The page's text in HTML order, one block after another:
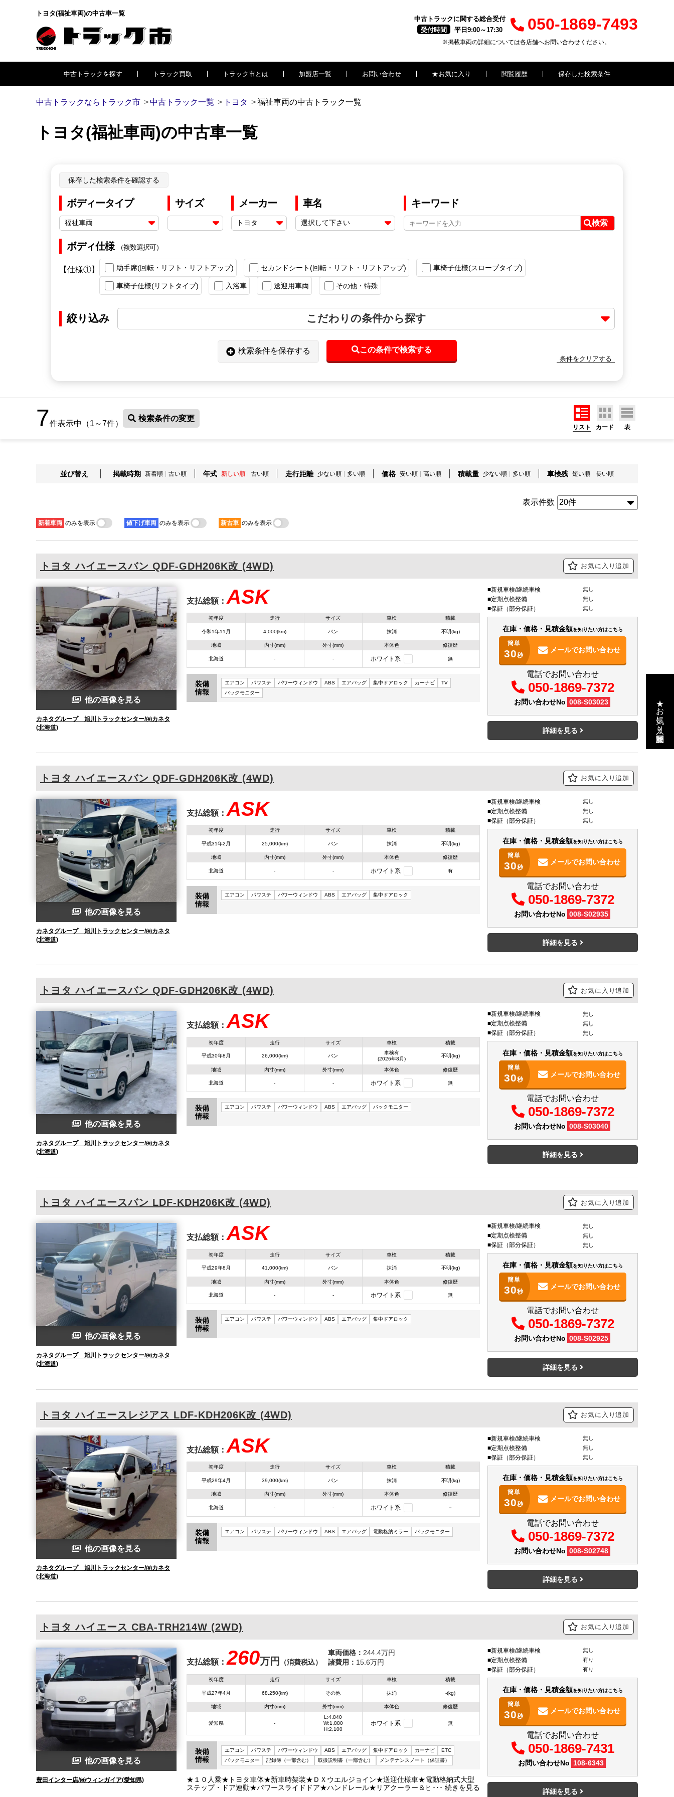
トヨタ(福祉車両)の中古車一覧
中古トラックに関する総合受付
受付時間
平日9:00～17:30 050-1869-7493
※掲載車両の詳細については各店舗へお問い合わせください。
中古トラックを探す トラック買取 トラック市とは 加盟店一覧 お問い合わせ ★お気に入り 閲覧履歴 保存した検索条件
中古トラックならトラック市 中古トラック一覧 トヨタ 福祉車両の中古トラック一覧
トヨタ(福祉車両)の中古車一覧
保存した検索条件を確認する
ボディータイプ サイズ メーカー 車名 キーワード
検索
ボディ仕様 （複数選択可）
【仕様①】 助手席(回転・リフト・リフトアップ) セカンドシート(回転・リフト・リフトアップ) 車椅子仕様(スロープタイプ)
車椅子仕様(リフトタイプ) 入浴車 送迎用車両 その他・特殊
絞り込み こだわりの条件から探す
検索条件を保存する この条件で検索する
条件をクリアする
7件表示中（1～7件）
検索条件の変更
リスト カード 表
並び替え 掲載時期 新着順 古い順 年式 新しい順 古い順 走行距離 少ない順 多い順 価格 安い順 高い順 積載量 少ない順 多い順 車検残 短い順 長い順
表示件数
新着車両 のみを表示 値下げ車両 のみを表示 新古車 のみを表示
トヨタ ハイエースバン QDF-GDH206K改 (4WD) お気に入り追加
他の画像を見る
カネタグループ 旭川トラックセンター/㈲カネタ
(北海道)
支払総額： ASK
初年度
令和1年11月
走行
4,000(km)
サイズ
バン
車検
抹消
積載
不明(kg)
地域
北海道
内寸(mm)
-
外寸(mm)
-
本体色
ホワイト系
修復歴
無
装備
情報
エアコン パワステ パワーウィンドウ ABS エアバッグ 集中ドアロック カーナビ
TV
バックモニター
新規車検/継続車検 無し
定期点検整備 無し
保証（部分保証） 無し
在庫・価格・見積金額を知りたい方はこちら
簡単
30秒
メールでお問い合わせ
電話でお問い合わせ
050-1869-7372
お問い合わせNo 008-S03023
詳細を見る
トヨタ ハイエースバン QDF-GDH206K改 (4WD) お気に入り追加
他の画像を見る
カネタグループ 旭川トラックセンター/㈲カネタ
(北海道)
支払総額： ASK
初年度
平成31年2月
走行
25,000(km)
サイズ
バン
車検
抹消
積載
不明(kg)
地域
北海道
内寸(mm)
-
外寸(mm)
-
本体色
ホワイト系
修復歴
有
装備
情報
エアコン パワステ パワーウィンドウ ABS エアバッグ 集中ドアロック
新規車検/継続車検 無し
定期点検整備 無し
保証（部分保証） 無し
在庫・価格・見積金額を知りたい方はこちら
簡単
30秒
メールでお問い合わせ
電話でお問い合わせ
050-1869-7372
お問い合わせNo 008-S02935
詳細を見る
トヨタ ハイエースバン QDF-GDH206K改 (4WD) お気に入り追加
他の画像を見る
カネタグループ 旭川トラックセンター/㈲カネタ
(北海道)
支払総額： ASK
初年度
平成30年8月
走行
26,000(km)
サイズ
バン
車検
車検有
(2026年8月)
積載
不明(kg)
地域
北海道
内寸(mm)
-
外寸(mm)
-
本体色
ホワイト系
修復歴
無
装備
情報
エアコン パワステ パワーウィンドウ ABS エアバッグ バックモニター
新規車検/継続車検 無し
定期点検整備 無し
保証（部分保証） 無し
在庫・価格・見積金額を知りたい方はこちら
簡単
30秒
メールでお問い合わせ
電話でお問い合わせ
050-1869-7372
お問い合わせNo 008-S03040
詳細を見る
トヨタ ハイエースバン LDF-KDH206K改 (4WD) お気に入り追加
他の画像を見る
カネタグループ 旭川トラックセンター/㈲カネタ
(北海道)
支払総額： ASK
初年度
平成29年8月
走行
41,000(km)
サイズ
バン
車検
抹消
積載
不明(kg)
地域
北海道
内寸(mm)
-
外寸(mm)
-
本体色
ホワイト系
修復歴
無
装備
情報
エアコン パワステ パワーウィンドウ ABS エアバッグ 集中ドアロック
新規車検/継続車検 無し
定期点検整備 無し
保証（部分保証） 無し
在庫・価格・見積金額を知りたい方はこちら
簡単
30秒
メールでお問い合わせ
電話でお問い合わせ
050-1869-7372
お問い合わせNo 008-S02925
詳細を見る
トヨタ ハイエースレジアス LDF-KDH206K改 (4WD) お気に入り追加
他の画像を見る
カネタグループ 旭川トラックセンター/㈲カネタ
(北海道)
支払総額： ASK
初年度
平成29年4月
走行
39,000(km)
サイズ
バン
車検
抹消
積載
不明(kg)
地域
北海道
内寸(mm)
-
外寸(mm)
-
本体色
ホワイト系
修復歴
－
装備
情報
エアコン パワステ パワーウィンドウ ABS エアバッグ 電動格納ミラー バックモニター
新規車検/継続車検 無し
定期点検整備 無し
保証（部分保証） 無し
在庫・価格・見積金額を知りたい方はこちら
簡単
30秒
メールでお問い合わせ
電話でお問い合わせ
050-1869-7372
お問い合わせNo 008-S02748
詳細を見る
トヨタ ハイエース CBA-TRH214W (2WD) お気に入り追加
他の画像を見る
豊田インター店/㈱ウィンガイア(愛知県)
支払総額：260万円 （消費税込）
車両価格： 244.4万円
諸費用： 15.6万円
初年度
平成27年4月
走行
68,250(km)
サイズ
その他
車検
抹消
積載
-(kg)
地域
愛知県
内寸(mm)
-
外寸(mm)
L:4,840
W:1,880
H:2,100
本体色
ホワイト系
修復歴
無
装備
情報
エアコン パワステ パワーウィンドウ ABS エアバッグ 集中ドアロック カーナビ
ETC
バックモニター
記録簿（一部含む） 取扱説明書（一部含む） メンテナンスノート（保証書）
★１０人乗★トヨタ車体★新車時架装★ＤＸウエルジョイン★送迎仕様車★電動格納式大型
ステップ・ドア連動★パワースライドドア★ハンドレール★リアクーラー＆ヒーター★ナビ
新規車検/継続車検 無し
定期点検整備 有り
保証（部分保証） 有り
在庫・価格・見積金額を知りたい方はこちら
簡単
30秒
メールでお問い合わせ
電話でお問い合わせ
050-1869-7431
お問い合わせNo 108-6343
詳細を見る
★お気に入り・閲覧履歴